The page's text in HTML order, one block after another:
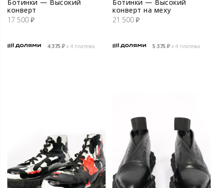
Ботинки — Высокий
конверт
17 500 ₽
4 375 ₽х 4 платежа
Ботинки — Высокий
конверт на меху
21 500 ₽
5 375 ₽х 4 платежа